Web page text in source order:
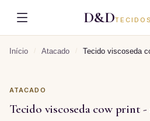
D&DTECIDOS
Início / Atacado / Tecido viscoseda
ATACADO
Tecido viscoseda cow print -